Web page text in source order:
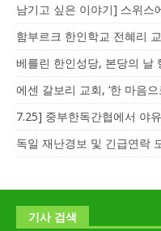
남기고 싶은 이야기] 스위스
함부르크 한인학교 전혜리
베를린 한인성당, 본당의 날
에센 갈보리 교회, ‘한 마음
7.25] 중부한독간협에서 야
독일 재난경보 및 긴급연락
기사 검색